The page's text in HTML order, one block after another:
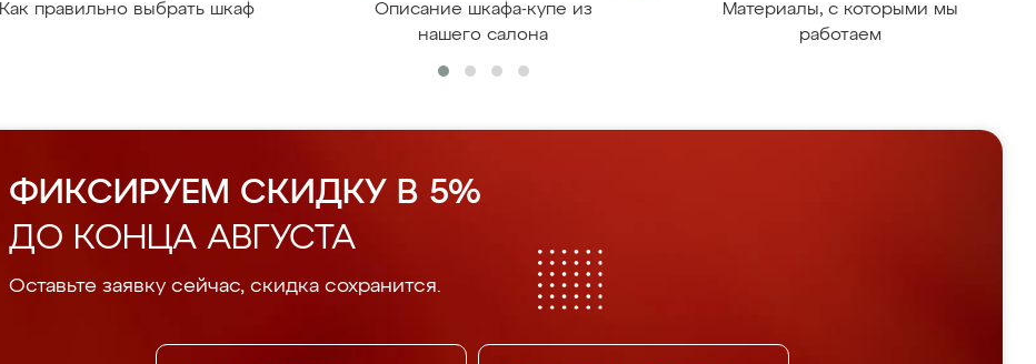
Как правильно выбрать шкаф
Описание шкафа-купе из
нашего салона
Материалы, с которыми мы
работаем
ФИКСИРУЕМ СКИДКУ В 5%
ДО КОНЦА АВГУСТА
Оставьте заявку сейчас, скидка сохранится.